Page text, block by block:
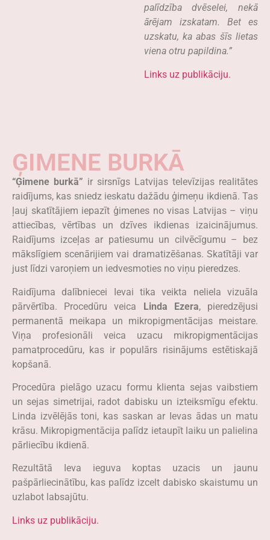
palīdzība dvēselei, nekā
ārējam izskatam. Bet es
uzskatu, ka abas šīs lietas
viena otru papildina.”
Links uz publikāciju.
ĢIMENE BURKĀ
“Ģimene burkā” ir sirsnīgs Latvijas televīzijas realitātes
raidījums, kas sniedz ieskatu dažādu ģimeņu ikdienā. Tas
ļauj skatītājiem iepazīt ģimenes no visas Latvijas – viņu
attiecības, vērtības un dzīves ikdienas izaicinājumus.
Raidījums izceļas ar patiesumu un cilvēcīgumu – bez
mākslīgiem scenārijiem vai dramatizēšanas. Skatītāji var
just līdzi varoņiem un iedvesmoties no viņu pieredzes.
Raidījuma dalībniecei Ievai tika veikta neliela vizuāla
pārvērtība. Procedūru veica Linda Ezera, pieredzējusi
permanentā meikapa un mikropigmentācijas meistare.
Viņa profesionāli veica uzacu mikropigmentācijas
pamatprocedūru, kas ir populārs risinājums estētiskajā
kopšanā.
Procedūra pielāgo uzacu formu klienta sejas vaibstiem
un sejas simetrijai, radot dabisku un izteiksmīgu efektu.
Linda izvēlējās toni, kas saskan ar Ievas ādas un matu
krāsu. Mikropigmentācija palīdz ietaupīt laiku un palielina
pārliecību ikdienā.
Rezultātā Ieva ieguva koptas uzacis un jaunu
pašpārliecinātību, kas palīdz izcelt dabisko skaistumu un
uzlabot labsajūtu.
Links uz publikāciju.